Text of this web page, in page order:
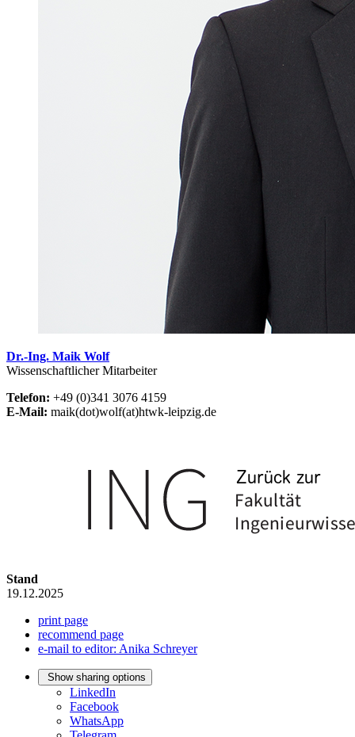
Dr.-Ing. Maik Wolf
Wissenschaftlicher Mitarbeiter
Telefon: +49 (0)341 3076 4159
E-Mail: maik(dot)wolf(at)htwk-leipzig.de
Stand
19.12.2025
print page
recommend page
e-mail to editor: Anika Schreyer
Show sharing options
LinkedIn
Facebook
WhatsApp